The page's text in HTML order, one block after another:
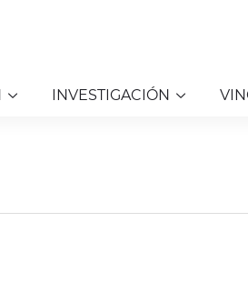
INVESTIGACIÓN